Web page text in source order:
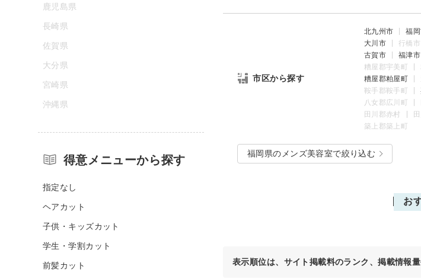
市区から探す
北九州市 福
大川市
行橋市
古賀市
福津市
糟屋郡宇美町
糟屋郡粕屋町
鞍手郡鞍手町
八女郡広川町
田川郡赤村
築上郡築上町
福岡県のメンズ美容室で絞り込む
お
表示順位は、サイト掲載料のランク、掲載情報
鹿児島県
長崎県
佐賀県
大分県
宮崎県
沖縄県
得意メニューから探す
指定なし
ヘアカット
子供・キッズカット
学生・学割カット
前髪カット